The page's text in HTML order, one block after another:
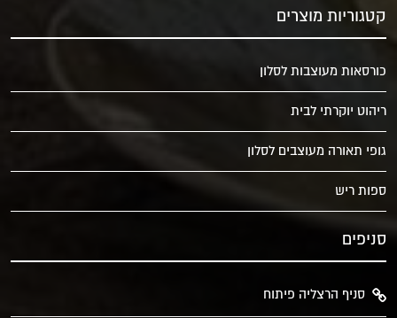
קטגוריות מוצרים
כורסאות מעוצבות לסלון
ריהוט יוקרתי לבית
גופי תאורה מעוצבים לסלון
ספות ריש
סניפים
סניף הרצליה פיתוח